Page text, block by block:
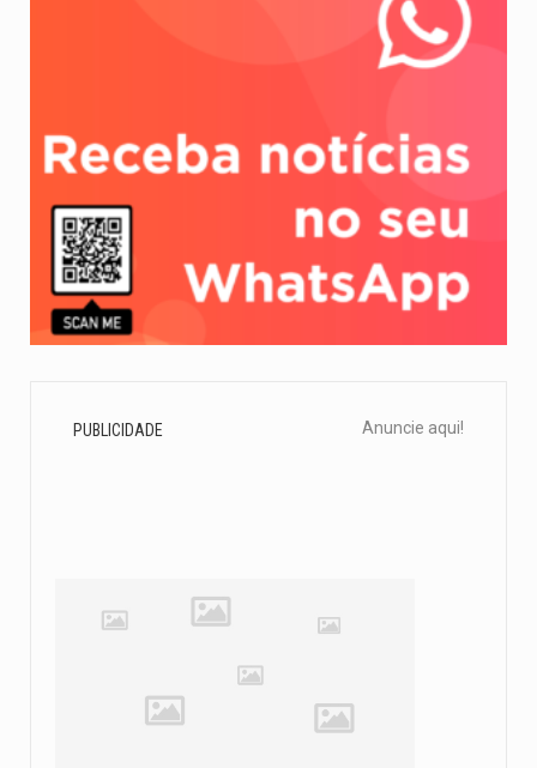
PUBLICIDADE Anuncie aqui!